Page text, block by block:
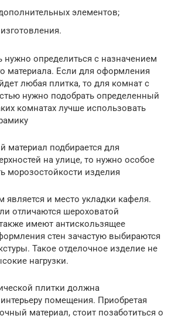
элементов;
нужно определиться с назначением
материала. Если для оформления
любая плитка, то для комнат с
нужно подобрать определенный
комнатах лучше использовать
материал подбирается для
на улице, то нужно особое
морозостойкости изделия
и место укладки кафеля.
отличаются шероховатой
имеют антискользящее
стен зачастую выбираются
Такое отделочное изделие не
нагрузки.
плитки должна
помещения. Приобретая
материал, стоит позаботиться о